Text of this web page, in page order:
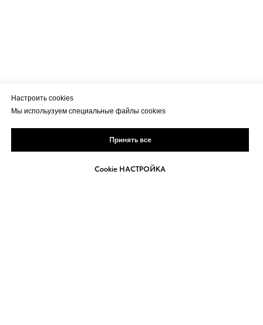
Настроить cookies
Мы испольузуем специальные файлы cookıes
Принять все
Cookie НАСТРОЙКА